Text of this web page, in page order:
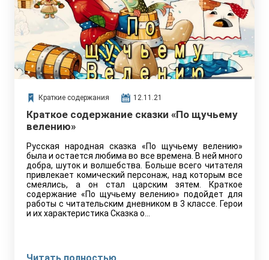
Краткие содержания 12.11.21
Краткое содержание сказки «По щучьему
велению»
Русская народная сказка «По щучьему велению»
была и остается любима во все времена. В ней много
добра, шуток и волшебства. Больше всего читателя
привлекает комический персонаж, над которым все
смеялись, а он стал царским зятем. Краткое
содержание «По щучьему велению» подойдет для
работы с читательским дневником в 3 классе. Герои
и их характеристика Сказка о…